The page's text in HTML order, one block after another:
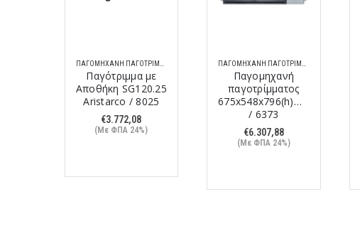
ΠΑΓΟΜΗΧΑΝΉ ΠΑΓΟΤΡΊΜΜΑΤΟΣ
Παγότριμμα με
Αποθήκη SG120.25
Aristarco / 8025
€3.772,08
(Με ΦΠΑ 24%)
ΠΑΓΟΜΗΧΑΝΉ ΠΑΓΟΤΡΊΜΜΑΤΟΣ
Παγομηχανή
παγοτρίμματος
675x548x796(h)mm
/ 6373
€6.307,88
(Με ΦΠΑ 24%)